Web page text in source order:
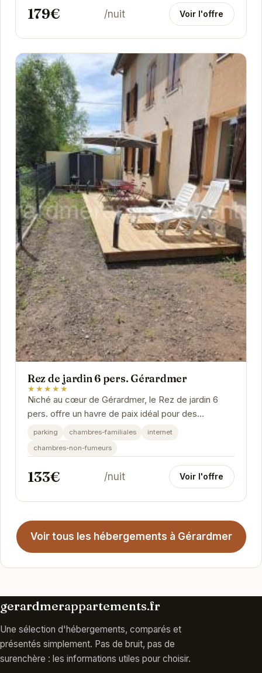
179€ /nuit Voir l'offre
Rez de jardin 6 pers. Gérardmer
★★★★★
Niché au cœur de Gérardmer, le Rez de jardin 6
pers. offre un havre de paix idéal pour des
vacances reposantes. Son emplacement
parking chambres-familiales
internet
chambres-non-fumeurs
133€ /nuit Voir l'offre
Voir tous les hébergements à Gérardmer
gerardmerappartements.fr
Une sélection d'hébergements, comparés et
présentés simplement. Pas de bruit, pas de
surenchère : les informations utiles pour choisir.